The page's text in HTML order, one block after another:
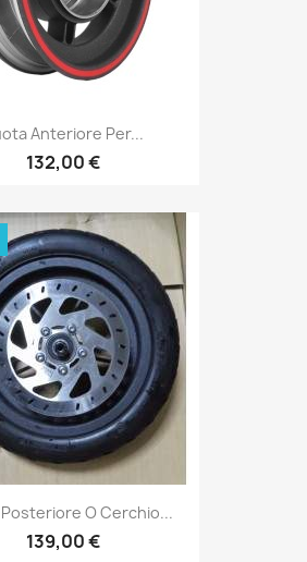
Anteriore Per...
132,00 €
O Cerchio...
139,00 €